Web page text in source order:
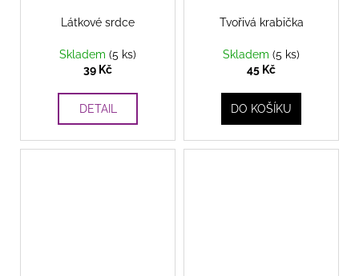
Látkové srdce
Skladem (5 ks)
39 Kč
DETAIL
Tvořivá krabička
Skladem (5 ks)
45 Kč
DO KOŠÍKU